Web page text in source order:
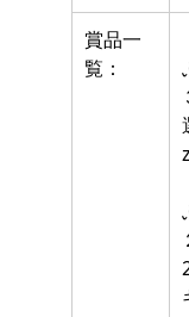
賞品一
覧：